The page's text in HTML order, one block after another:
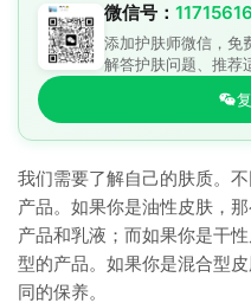
微信号： 11715616
添加护肤师微信，免
解答护肤问题、推荐
我们需要了解自己的肤质。
产品。如果你是油性皮肤，
产品和乳液；而如果你是干
型的产品。如果你是混合型
同的保养。